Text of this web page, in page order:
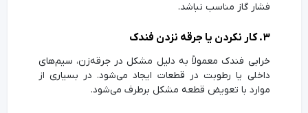
فشار گاز مناسب نباشد.
۳. کار نکردن یا جرقه نزدن فندک
خرابی فندک معمولاً به دلیل مشکل در جرقه‌زن، سیم‌های
داخلی یا رطوبت در قطعات ایجاد می‌شود. در بسیاری از
موارد با تعویض قطعه مشکل برطرف می‌شود.